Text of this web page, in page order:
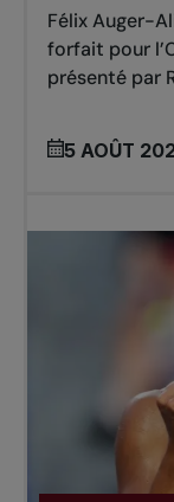
Félix Auger-
forfait pour
présenté par
5 AOÛT